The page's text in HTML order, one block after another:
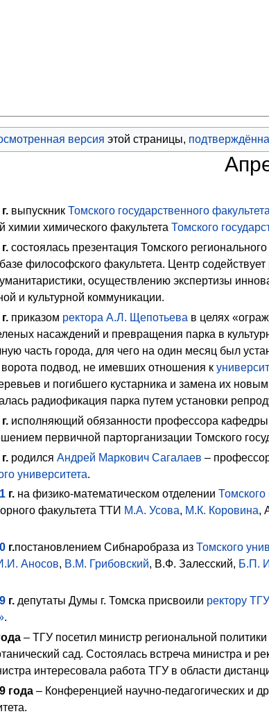
версия этой страницы,
выпускник Томского государственного факультета
химии химического факультета Томского
состоялась презентация Томского
философского факультета. Центр
осуществлению экспертизы
и культурной коммуникации.
приказом ректора А.Л. Щепотьева в целях
насаждений и превращения парка в
часть города, для чего на один месяц был
ворота подвод, не имевших отношения к
и погибшего кустарника и замена их
радиофикация парка путем установки
исполняющий обязанности профессора кафедры
первичной парторганизации Томского
родился Андрей Маркович Сагалаев –
университета.
г.на физико-математическом отделении Томского
факультета ТТИ М.А. Усова, М.К. Коровина,
г.постановлением Сибнаробраза из Томского
Аносов, В.М. Грибовский, В.Ф. Залесский, Б.П.
г.депутаты Думы г. Томска присвоили ректору ТГУ
.
– ТГУ посетил министр региональной
сад. Состоялась встреча министра и
интересовала работа ТГУ в области
года– Конференцией научно-педагогических и